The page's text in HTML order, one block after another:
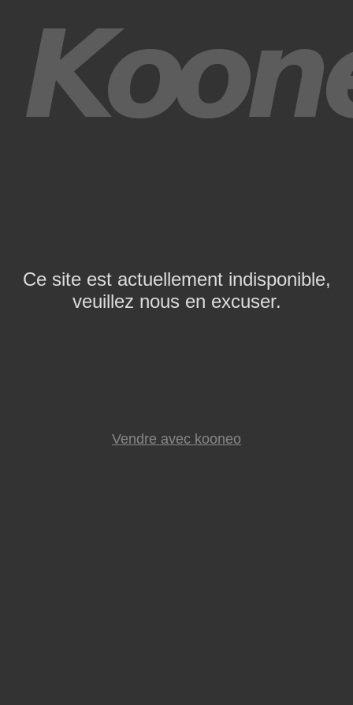
Ce site est actuellement indisponible,
veuillez nous en excuser.
Vendre avec kooneo